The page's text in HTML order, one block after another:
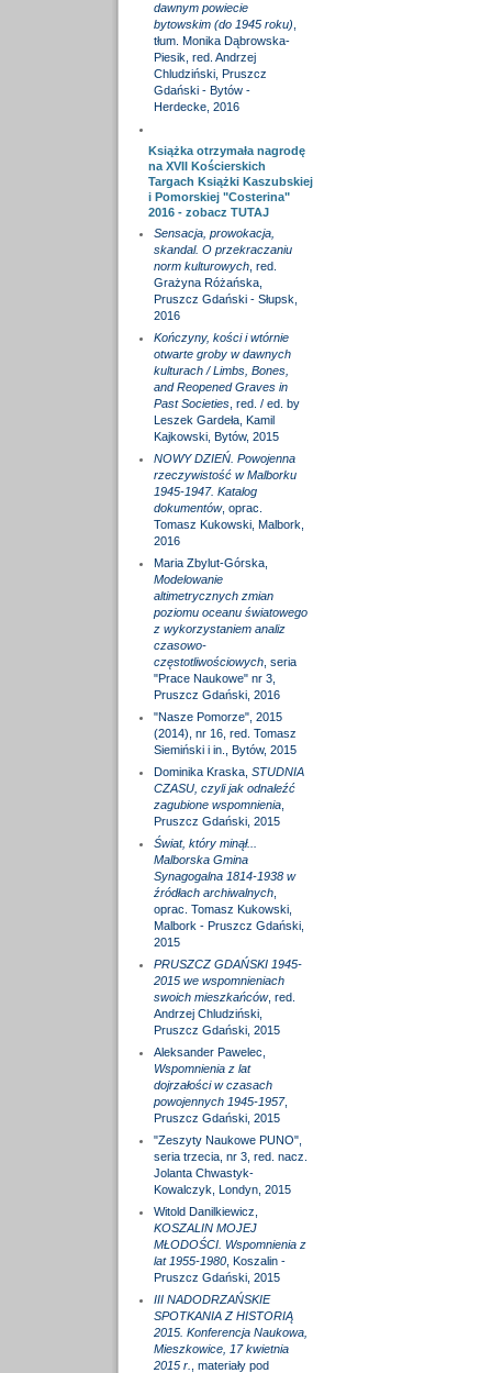
dawnym powiecie
bytowskim (do 1945 roku)
tłum. Monika Dąbrowska-
Piesik, red. Andrzej
Chludziński, Pruszcz
Gdański - Bytów -
Herdecke, 2016
Książka otrzymała nagrodę
na XVII Kościerskich
Targach Książki Kaszubskiej
i Pomorskiej "Costerina"
2016 - zobacz TUTAJ
Sensacja, prowokacja,
skandal. O przekraczaniu
norm kulturowych, red.
Grażyna Różańska,
Pruszcz Gdański - Słupsk,
2016
Kończyny, kości i wtórnie
otwarte groby w dawnych
kulturach / Limbs, Bones,
and Reopened Graves in
Past Societies, red. / ed. by
Leszek Gardeła, Kamil
Kajkowski, Bytów, 2015
NOWY DZIEŃ. Powojenna
rzeczywistość w Malborku
1945-1947. Katalog
dokumentów, oprac.
Tomasz Kukowski, Malbork,
2016
Maria Zbylut-Górska,
Modelowanie
altimetrycznych zmian
poziomu oceanu światowego
z wykorzystaniem analiz
czasowo-
częstotliwościowych, seria
"Prace Naukowe" nr 3,
Pruszcz Gdański, 2016
"Nasze Pomorze", 2015
(2014), nr 16, red. Tomasz
Siemiński i in., Bytów, 2015
Dominika Kraska, STUDNIA
CZASU, czyli jak odnaleźć
zagubione wspomnienia,
Pruszcz Gdański, 2015
Świat, który minął...
Malborska Gmina
Synagogalna 1814-1938 w
źródłach archiwalnych,
oprac. Tomasz Kukowski,
Malbork - Pruszcz Gdański,
2015
PRUSZCZ GDAŃSKI 1945-
2015 we wspomnieniach
swoich mieszkańców, red.
Andrzej Chludziński,
Pruszcz Gdański, 2015
Aleksander Pawelec,
Wspomnienia z lat
dojrzałości w czasach
powojennych 1945-1957,
Pruszcz Gdański, 2015
"Zeszyty Naukowe PUNO",
seria trzecia, nr 3, red. nacz.
Jolanta Chwastyk-
Kowalczyk, Londyn, 2015
Witold Danilkiewicz,
KOSZALIN MOJEJ
MŁODOŚCI. Wspomnienia z
lat 1955-1980, Koszalin -
Pruszcz Gdański, 2015
III NADODRZAŃSKIE
SPOTKANIA Z HISTORIĄ
2015. Konferencja Naukowa,
Mieszkowice, 17 kwietnia
2015 r.
, materiały pod